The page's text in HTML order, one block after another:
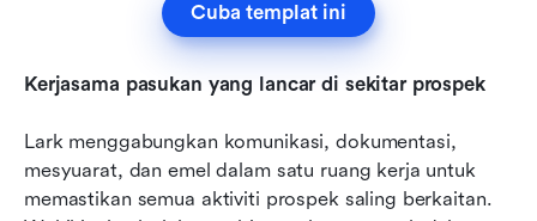
Cuba templat ini
Kerjasama pasukan yang lancar di sekitar prospek
Lark menggabungkan komunikasi, dokumentasi,
mesyuarat, dan emel dalam satu ruang kerja untuk
memastikan semua aktiviti prospek saling berkaitan.